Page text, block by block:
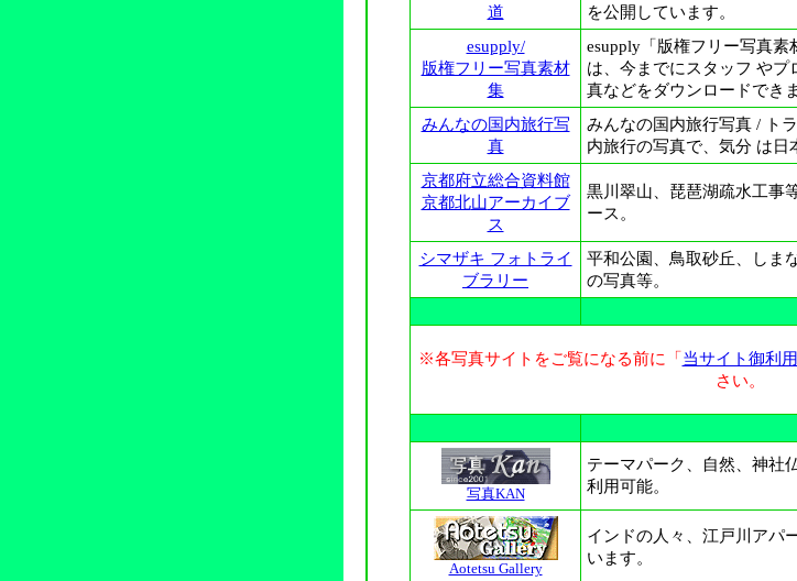
道
を公開しています。
esupply/
版権フリー写真素材
集
esupply「版権フリー写真
は、今までにスタッフ や
真などをダウンロードでき
みんなの国内旅行写
真
みんなの国内旅行写真 / ト
内旅行の写真で、気分 は日
京都府立総合資料館
京都北山アーカイブ
ス
黒川翠山、琵琶湖疏水工事
ース。
シマザキ フォトライ
ブラリー
平和公園、鳥取砂丘、しま
の写真等。
※各写真サイトをご覧になる前に「 当サイト御利
さい。
写真KAN
テーマパーク、自然、神社
利用可能。
Aotetsu Gallery
インドの人々、江戸川アパ
います。